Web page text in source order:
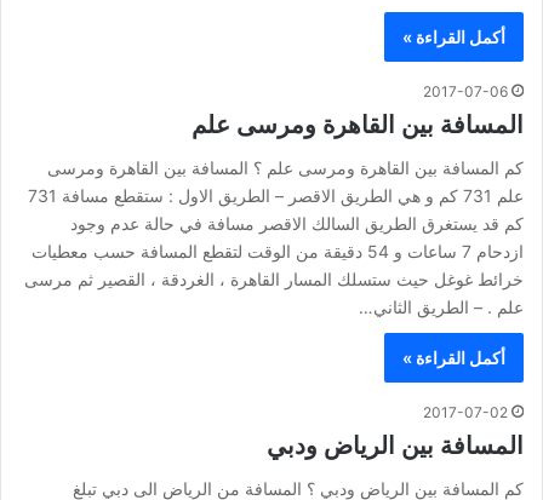
أكمل القراءة »
2017-07-06
المسافة بين القاهرة ومرسى علم
كم المسافة بين القاهرة ومرسى علم ؟ المسافة بين القاهرة ومرسى
علم 731 كم و هي الطريق الاقصر – الطريق الاول : ستقطع مسافة 731
كم قد يستغرق الطريق السالك الاقصر مسافة في حالة عدم وجود
ازدحام 7 ساعات و 54 دقيقة من الوقت لتقطع المسافة حسب معطيات
خرائط غوغل حيث ستسلك المسار القاهرة ، الغردقة ، القصير ثم مرسى
علم . – الطريق الثاني…
أكمل القراءة »
2017-07-02
المسافة بين الرياض ودبي
كم المسافة بين الرياض ودبي ؟ المسافة من الرياض الى دبي تبلغ